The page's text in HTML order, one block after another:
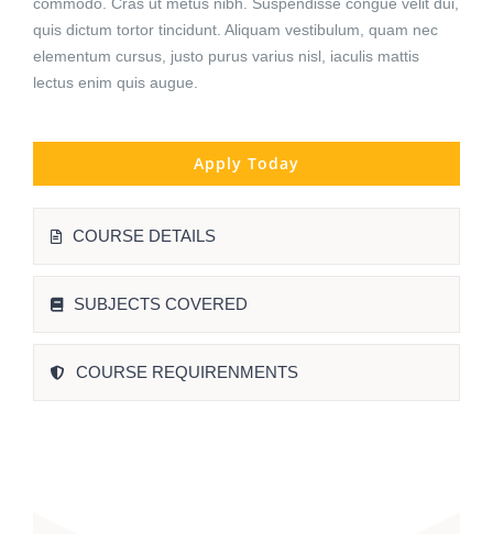
commodo. Cras ut metus nibh. Suspendisse congue velit dui,
quis dictum tortor tincidunt. Aliquam vestibulum, quam nec
elementum cursus, justo purus varius nisl, iaculis mattis
lectus enim quis augue.
Apply Today
COURSE DETAILS
SUBJECTS COVERED
COURSE REQUIRENMENTS